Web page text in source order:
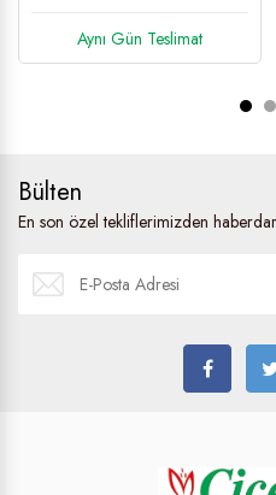
Aynı Gün Teslimat
Bülten
En son özel tekliflerimizden